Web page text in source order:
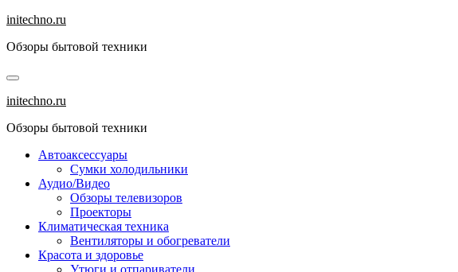
Перейти
содержанию
initechno.ru
Обзоры бытовой техники
initechno.ru
Обзоры бытовой техники
Автоаксессуары
Сумки холодильники
Аудио/Видео
Обзоры телевизоров
Проекторы
Климатическая техника
Вентиляторы и обогреватели
Красота и здоровье
Утюги и отпариватели